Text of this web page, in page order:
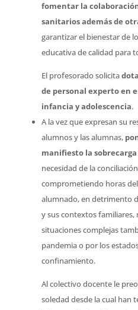
fomentar la
sanitarios además de
garantizar el bienestar de
educativa de calidad para
El profesorado solicita
de personal experto en
infancia y adolescencia.
A la vez que expresan su
alumnos y las alumnas,
manifiesto la
necesidad de la
comprometiendo horas
alumnado, en detrimento
y sus contextos familiares,
situaciones complejas
pandemia o por los
confinamiento.
Al colectivo docente le
soledad desde la cual han